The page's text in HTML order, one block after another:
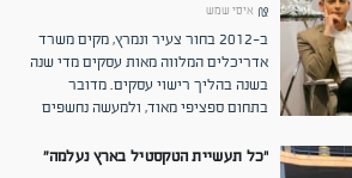
איסי שמש
ב-2012 בחור צעיר ונמרץ, מקים משרד
אדריכלים המלווה מאות עסקים מדי שנה
בשנה בהליך רישוי עסקים. מדובר
בתחום ספציפי מאוד, ולמעשה נחשפים
"כל תעשיית הטקסטיל בארץ נעלמה"